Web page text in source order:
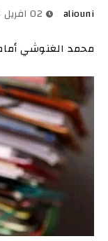
aliouni
محمد الغنوشي